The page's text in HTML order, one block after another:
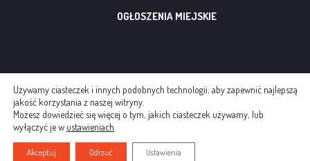
OGŁOSZENIA MIEJSKIE
© NOWOHUCKIE CENTRUM KULTURY
REGULAMINY
CREATED BY AGENCJA INTERAKTYWNA ADWEB
Używamy ciasteczek i innych podobnych technologii, aby zapewnić najlepszą
jakość korzystania z naszej witryny.
Możesz dowiedzieć się więcej o tym, jakich ciasteczek używamy, lub
wyłączyć je w ustawieniach
Akceptuj Odrzuć Ustawienia